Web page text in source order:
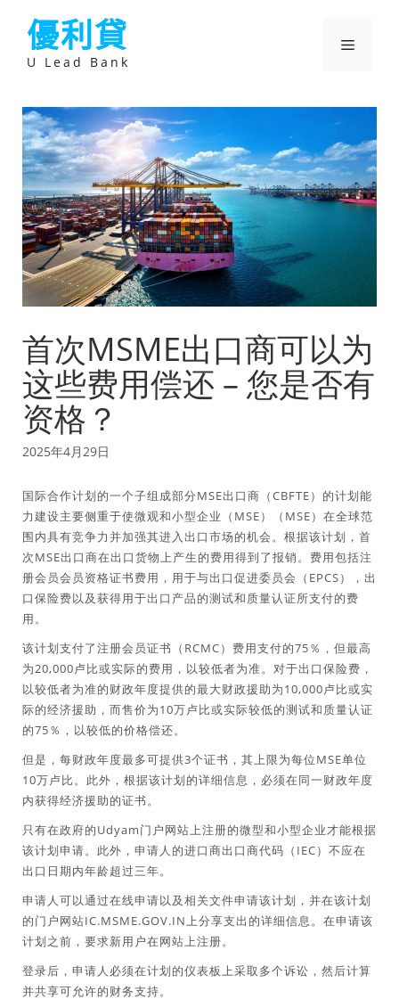
優利貸
U Lead Bank
選
首次MSME出口商可以为
这些费用偿还 – 您是否有
资格？
2025年4月29日
国际合作计划的一个子组成部分MSE出口商（CBFTE）的计划能
力建设主要侧重于使微观和小型企业（MSE）（MSE）在全球范
围内具有竞争力并加强其进入出口市场的机会。根据该计划，首
次MSE出口商在出口货物上产生的费用得到了报销。费用包括注
册会员会员资格证书费用，用于与出口促进委员会（EPCS），出
口保险费以及获得用于出口产品的测试和质量认证所支付的费
用。
该计划支付了注册会员证书（RCMC）费用支付的75％，但最高
为20,000卢比或实际的费用，以较低者为准。对于出口保险费，
以较低者为准的财政年度提供的最大财政援助为10,000卢比或实
际的经济援助，而售价为10万卢比或实际较低的测试和质量认证
的75％，以较低的价格偿还。
但是，每财政年度最多可提供3个证书，其上限为每位MSE单位
10万卢比。此外，根据该计划的详细信息，必须在同一财政年度
内获得经济援助的证书。
只有在政府的Udyam门户网站上注册的微型和小型企业才能根据
该计划申请。此外，申请人的进口商出口商代码（IEC）不应在
出口日期内年龄超过三年。
申请人可以通过在线申请以及相关文件申请该计划，并在该计划
的门户网站IC.MSME.GOV.IN上分享支出的详细信息。在申请该
计划之前，要求新用户在网站上注册。
登录后，申请人必须在计划的仪表板上采取多个诉讼，然后计算
并共享可允许的财务支持。